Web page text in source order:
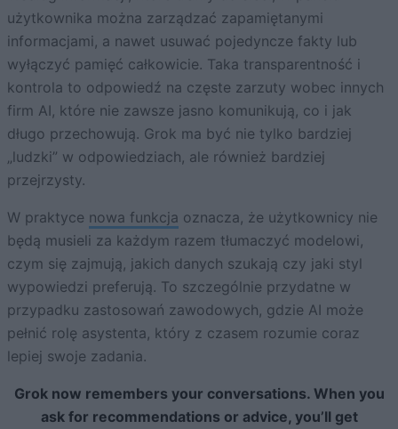
użytkownika można zarządzać zapamiętanymi
informacjami, a nawet usuwać pojedyncze fakty lub
wyłączyć pamięć całkowicie. Taka transparentność i
kontrola to odpowiedź na częste zarzuty wobec innych
firm AI, które nie zawsze jasno komunikują, co i jak
długo przechowują. Grok ma być nie tylko bardziej
„ludzki” w odpowiedziach, ale również bardziej
przejrzysty.
W praktyce nowa funkcja oznacza, że użytkownicy nie
będą musieli za każdym razem tłumaczyć modelowi,
czym się zajmują, jakich danych szukają czy jaki styl
wypowiedzi preferują. To szczególnie przydatne w
przypadku zastosowań zawodowych, gdzie AI może
pełnić rolę asystenta, który z czasem rozumie coraz
lepiej swoje zadania.
Grok now remembers your conversations. When you
ask for recommendations or advice, you’ll get